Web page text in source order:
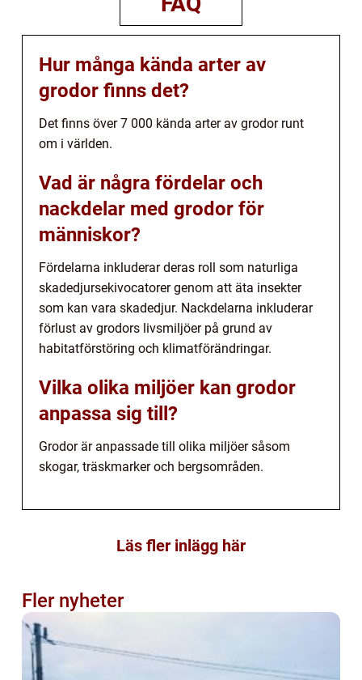
Hur många kända arter av
grodor finns det?
Det finns över 7 000 kända arter av grodor runt
om i världen.
Vad är några fördelar och
nackdelar med grodor för
människor?
Fördelarna inkluderar deras roll som naturliga
skadedjursekivocatorer genom att äta insekter
som kan vara skadedjur. Nackdelarna inkluderar
förlust av grodors livsmiljöer på grund av
habitatförstöring och klimatförändringar.
Vilka olika miljöer kan grodor
anpassa sig till?
Grodor är anpassade till olika miljöer såsom
skogar, träskmarker och bergsområden.
Läs fler inlägg här
Fler nyheter